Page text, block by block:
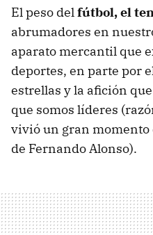
El peso delfútbol, el
abrumadores en
aparato mercantil que
deportes, en parte por
estrellas y la afición
que somos líderes
vivió un gran momento
de Fernando Alonso).